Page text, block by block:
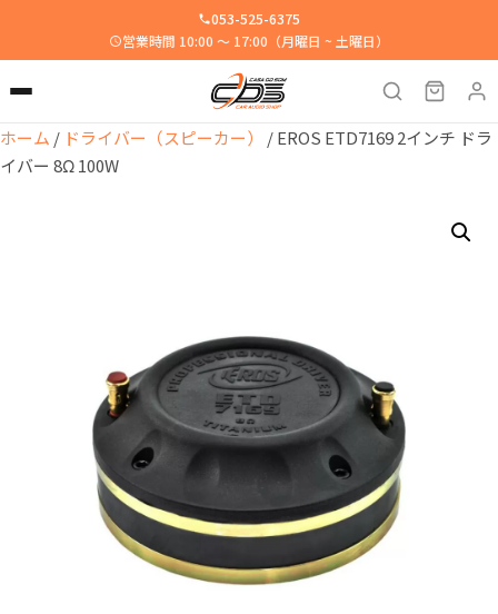
053-525-6375
営業時間 10:00 ～ 17:00（月曜日 ~ 土曜日）
ホーム / ドライバー（スピーカー）
/ EROS ETD7169 2インチ ドラ
イバー 8Ω 100W